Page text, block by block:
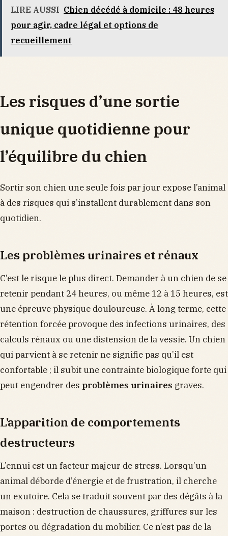
LIRE AUSSI Chien décédé à domicile : 48 heures
pour agir, cadre légal et options de
recueillement
Les risques d’une sortie
unique quotidienne pour
l’équilibre du chien
Sortir son chien une seule fois par jour expose l’animal
à des risques qui s’installent durablement dans son
quotidien.
Les problèmes urinaires et rénaux
C’est le risque le plus direct. Demander à un chien de se
retenir pendant 24 heures, ou même 12 à 15 heures, est
une épreuve physique douloureuse. À long terme, cette
rétention forcée provoque des infections urinaires, des
calculs rénaux ou une distension de la vessie. Un chien
qui parvient à se retenir ne signifie pas qu’il est
confortable ; il subit une contrainte biologique forte qui
peut engendrer des problèmes urinaires graves.
L’apparition de comportements
destructeurs
L’ennui est un facteur majeur de stress. Lorsqu’un
animal déborde d’énergie et de frustration, il cherche
un exutoire. Cela se traduit souvent par des dégâts à la
maison : destruction de chaussures, griffures sur les
portes ou dégradation du mobilier. Ce n’est pas de la